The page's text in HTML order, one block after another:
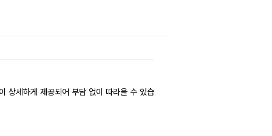
상세하게 제공되어 부담 없이 따라올 수 있습